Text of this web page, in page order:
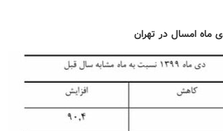
امسال در تهران